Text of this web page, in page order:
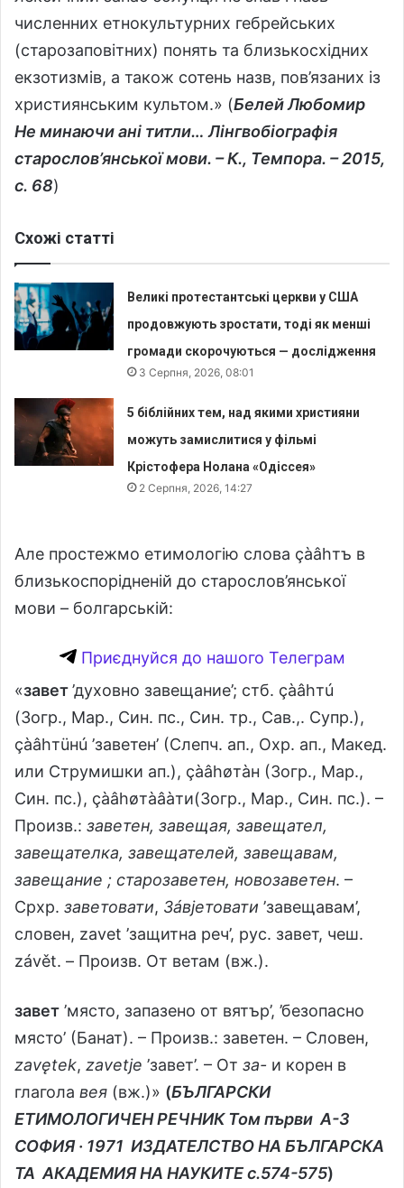
численних етнокультурних гебрейських
(старозаповітних) понять та близькосхідних
екзотизмів, а також сотень назв, пов’язаних із
християнським культом.» (Белей Любомир
Не минаючи ані титли… Лінгвобіографія
старослов’янської мови. – К., Темпора. – 2015,
с. 68)
Схожі статті
Великі протестантські церкви у США
продовжують зростати, тоді як менші
громади скорочуються — дослідження
3 Серпня, 2026, 08:01
5 біблійних тем, над якими християни
можуть замислитися у фільмі
Крістофера Нолана «Одіссея»
2 Серпня, 2026, 14:27
Але простежмо етимологію слова çàâhтъ в
близькоспорідненій до старослов’янської
мови – болгарській:
Приєднуйся до нашого Телеграм
«завет’духовно завещание’; стб. çàâhтú
(Зогр., Map., Син. пс., Син. тр., Сав.,. Супр.),
çàâhтüнú ’заветен’ (Слепч. ап., Охр. ап., Макед.
или Струмишки ап.), çàâhøтàн (Зогр., Map.,
Син. пс.), çàâhøтàâàти(Зогр., Map., Син. пс.). –
Произв.: заветен, завещая, завещател,
завещателка, завещателей, завещавам,
завещание ; старозаветен, новозаветен. –
Срхр. заветовати, 3áвjeтовати ’завещавам’,
словен, zavet ’защитна реч’, рус. завет, чеш.
závět. – Произв. От ветам (вж.).
завет ’място, запазено от вятър’, ’безопасно
място’ (Банат). – Произв.: заветен. – Словен,
zavętek, zavetje ’завет’. – От за- и корен в
глагола вея (вж.)» (БЪЛГАРСКИ
ЕТИМОЛОГИЧЕН РЕЧНИК Том първи A-З
СОФИЯ · 1971 ИЗДАТЕЛСТВО НА БЪЛГАРСКА
ТА АКАДЕМИЯ НА НАУКИТЕ с.574-575)